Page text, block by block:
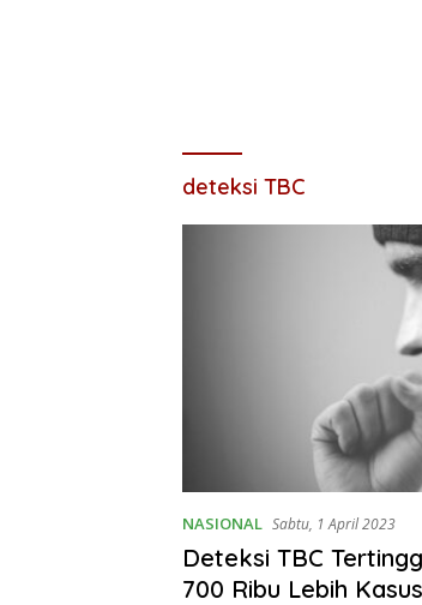
deteksi TBC
NASIONAL Sabtu, 1 April 2023
Deteksi TBC
700 Ribu Lebih Kasus